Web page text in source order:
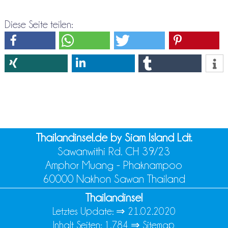
Diese Seite teilen:
Thailandinsel.de by Siam Island Ldt.
Sawanwithi Rd. CH 39/23
Amphor Muang - Phaknampoo
60000 Nakhon Sawan Thailand
Thailandinsel
Letztes Update: ⇒ 21.02.2020
Inhalt Seiten: 1.784 ⇒ Sitemap